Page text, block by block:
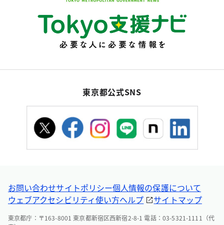
東京都公式SNS
お問い合わせサイトポリシー個人情報の保護について
ウェブアクセシビリティ使い方ヘルプ サイトマップ
東京都庁：〒163-8001 東京都新宿区西新宿2-8-1 電話：03-5321-1111（代